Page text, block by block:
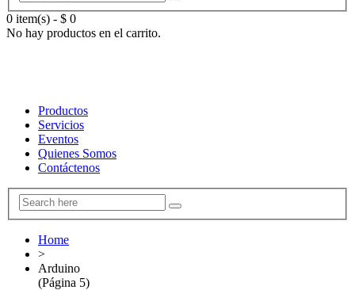
0 item(s) - $ 0
No hay productos en el carrito.
Productos
Servicios
Eventos
Quienes Somos
Contáctenos
Home
>
Arduino
(Página 5)